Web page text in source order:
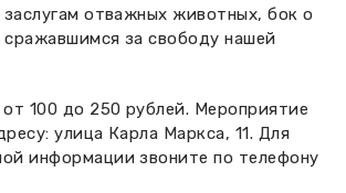
отважных животных, бок о
за свободу нашей
100 до 250 рублей. Мероприятие
улица Карла Маркса, 11. Для
информации звоните по телефону